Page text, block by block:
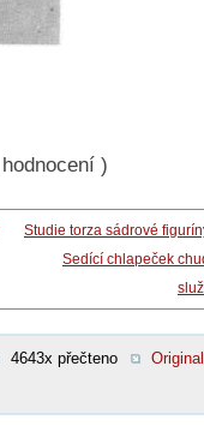
hodnocení )
Studie torza sádrové
Sedící chlapeček
4643x přečteno
Original